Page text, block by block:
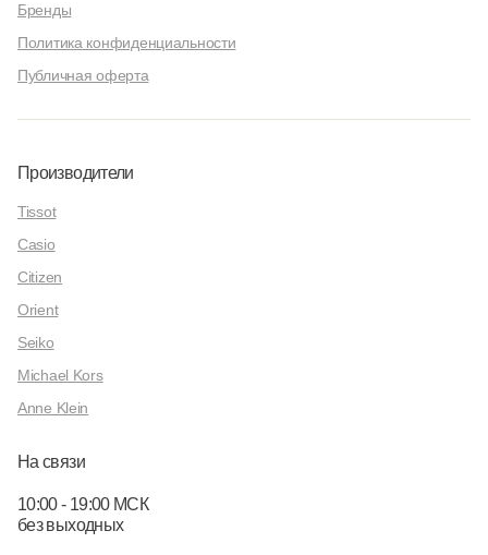
Бренды
Политика конфиденциальности
Публичная оферта
Производители
Tissot
Casio
Citizen
Orient
Seiko
Michael Kors
Anne Klein
На связи
10:00 - 19:00 МСК
без выходных